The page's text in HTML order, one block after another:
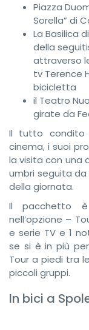
Piazza
Sorella” di
La Basilica
della
attraverso
tv Terence
bicicletta
il Teatro
girate da
Il tutto
cinema, i suoi
la visita con una
umbri seguita
della giornata.
Il pacchetto è
nell’opzione –
e serie TV e 1
se si è in più
Tour a piedi tra
piccoli gruppi.
In bici a